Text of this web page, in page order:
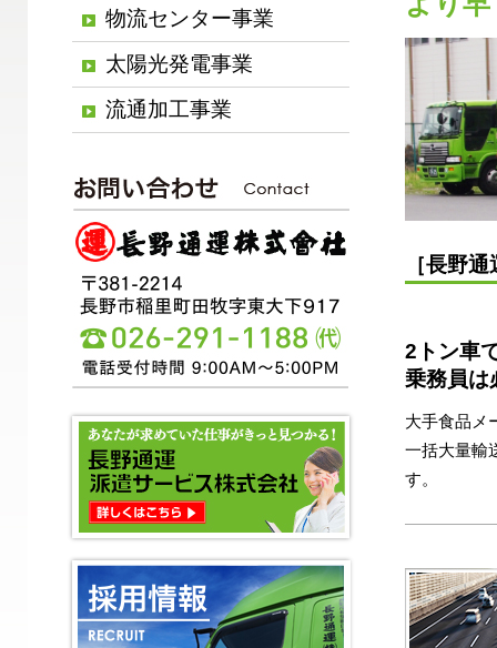
物流センター事業
太陽光発電事業
流通加工事業
［長野
2トン車
乗務員は
大手食品メ
一括大量輸
す。